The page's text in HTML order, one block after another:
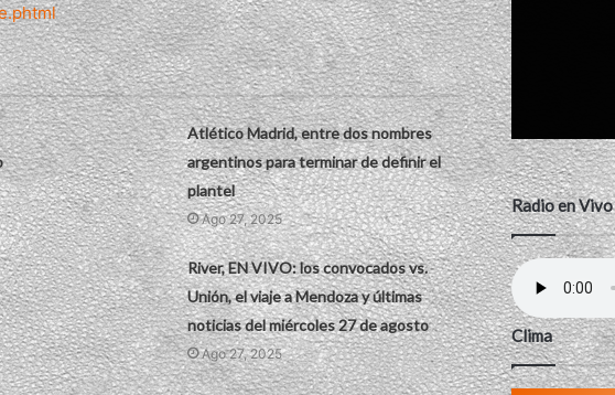
Atlético Madrid, entre dos nombres
argentinos para terminar de definir el
plantel
Ago 27, 2025
River, EN VIVO: los convocados vs.
Unión, el viaje a Mendoza y últimas
noticias del miércoles 27 de agosto
Ago 27, 2025
Radio en Vivo
Clima